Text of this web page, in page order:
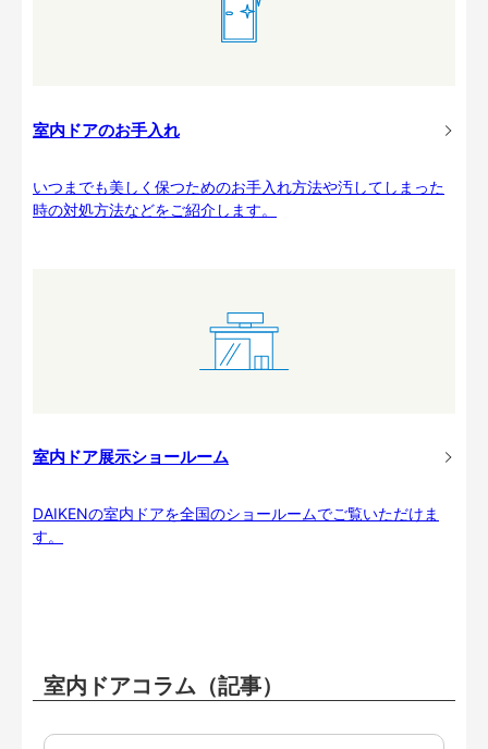
室内ドアのお手入れ
いつまでも美しく保つためのお手入れ方法や汚してしまった
時の対処方法などをご紹介します。
室内ドア展示ショールーム
DAIKENの室内ドアを全国のショールームでご覧いただけま
す。
室内ドアコラム（記事）